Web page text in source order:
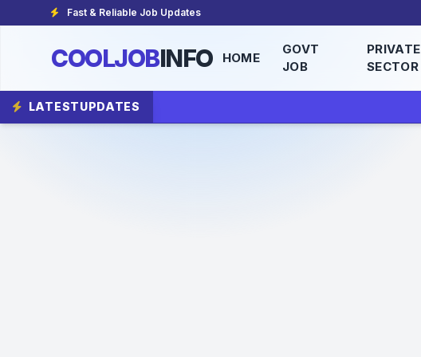
Fast & Reliable Job Updates
COOLJOBINFO HOME
GOVT
JOB
PRIVATE
SECTOR
LATESTUPDATES